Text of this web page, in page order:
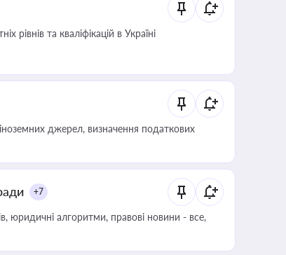
рівнів та кваліфікацій в Україні
джерел, визначення податкових
+7
юридичні алгоритми, правові новини - все,